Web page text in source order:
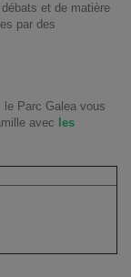
et de matière
par des
Parc Galea vous
avec les